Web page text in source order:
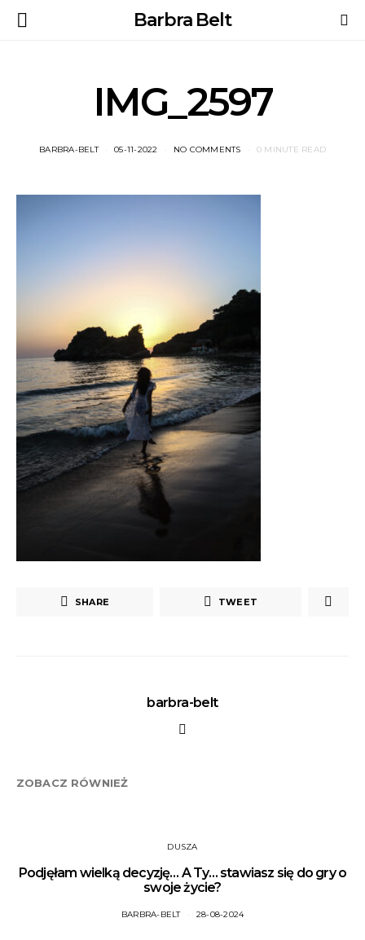
Barbra Belt
IMG_2597
BARBRA-BELT 05-11-2022 NO COMMENTS 0 MINUTE READ
SHARE TWEET
barbra-belt
ZOBACZ RÓWNIEŻ
DUSZA
Podjęłam wielką decyzję… A Ty… stawiasz się do gry o
swoje życie?
BARBRA-BELT 28-08-2024